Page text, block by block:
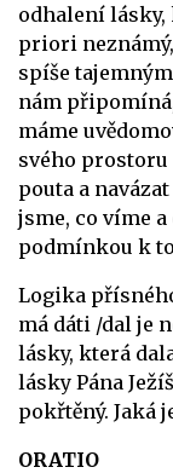
odhalení lásky,
priori
spíše
nám
máme
svého prostoru
pouta a
jsme, co víme
podmínkou k
Logika
má dáti /dal je
lásky, která
lásky Pána
pokřtěný. Jaká
ORATIO